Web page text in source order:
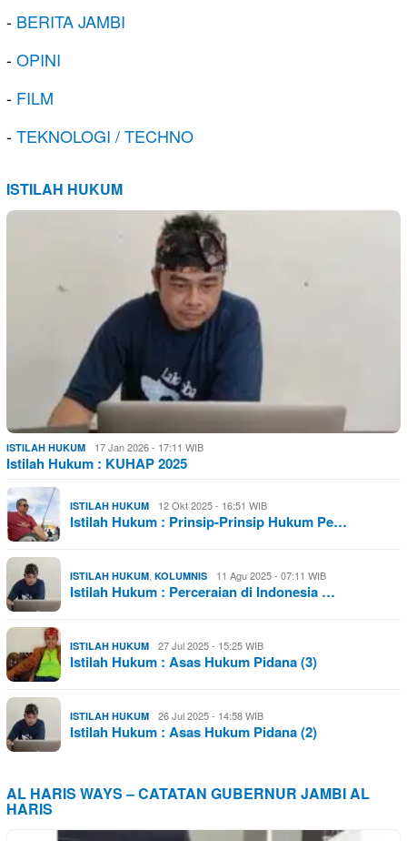
- BERITA JAMBI
-OPINI
- FILM
-TEKNOLOGI / TECHNO
ISTILAH HUKUM
ISTILAH HUKUM 17 Jan 2026 - 17:11 WIB
Istilah Hukum : KUHAP 2025
ISTILAH HUKUM 12 Okt 2025 - 16:51 WIB
Istilah Hukum : Prinsip-Prinsip Hukum Pe…
ISTILAH HUKUM, KOLUMNIS 11 Agu 2025 - 07:11 WIB
Istilah Hukum : Perceraian di Indonesia …
ISTILAH HUKUM 27 Jul 2025 - 15:25 WIB
Istilah Hukum : Asas Hukum Pidana (3)
ISTILAH HUKUM 26 Jul 2025 - 14:58 WIB
Istilah Hukum : Asas Hukum Pidana (2)
AL HARIS WAYS – CATATAN GUBERNUR JAMBI AL
HARIS